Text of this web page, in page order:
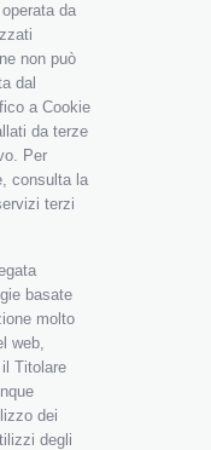
da
non può
dal
a Cookie
da terze
Per
consulta la
terzi
basate
molto
web,
Titolare
dei
degli